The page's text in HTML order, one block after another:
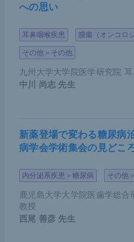
への思い
耳鼻咽喉疾患 腫瘍（オンコロ
その他＞その他
九州大学大学院医学研究院
中川 尚志 先生
新薬登場で変わる糖尿
病学会学術集会の見どこ
内分泌系疾患＞糖尿病 その他
鹿児島大学大学院医歯学総
教授
西尾 善彦 先生